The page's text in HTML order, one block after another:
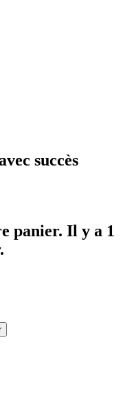
succès
panier. Il y a 1